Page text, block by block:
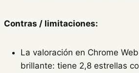
Contras / limitaciones:
La valoración en Chrome
brillante: tiene 2,8 estrellas